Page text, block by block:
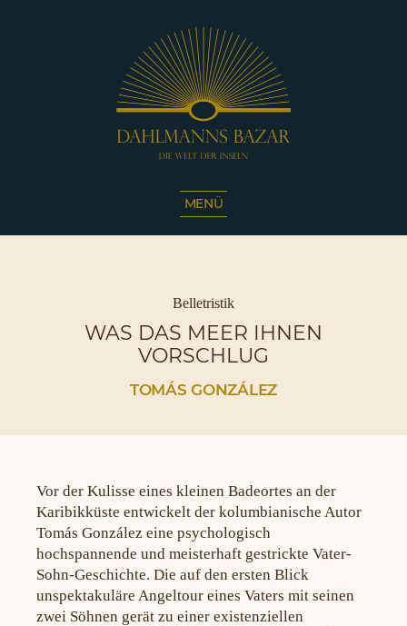
Die
Café
Sassnitz
MENÜ
Kategorien
Belletristik
WAS DAS MEER IHNEN
VORSCHLUG
TOMÁS GONZÁLEZ
Vor der Kulisse eines kleinen Badeortes an der
Karibikküste entwickelt der kolumbianische Autor
Tomás González eine psychologisch
hochspannende und meisterhaft gestrickte Vater-
Sohn-Geschichte. Die auf den ersten Blick
unspektakuläre Angeltour eines Vaters mit seinen
zwei Söhnen gerät zu einer existenziellen